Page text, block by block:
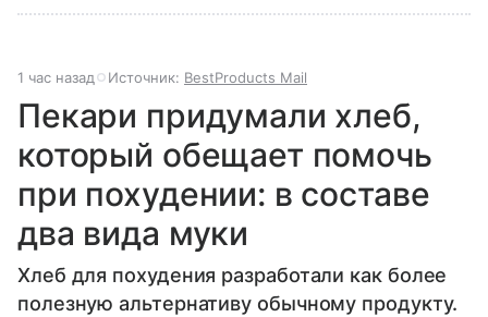
1 час назад Источник: BestProducts Mail
Пекари придумали хлеб,
который обещает помочь
при похудении: в составе
два вида муки
Хлеб для похудения разработали как более
полезную альтернативу обычному продукту.